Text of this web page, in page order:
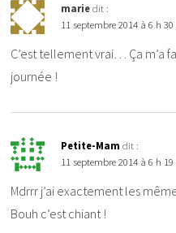
marie dit :
11 septembre 2014 à 6 h
C’est tellement vrai… Ça m’a
journée !
Petite-Mam dit :
11 septembre 2014 à 6 h
Mdrrr j’ai exactement les
Bouh c’est chiant !